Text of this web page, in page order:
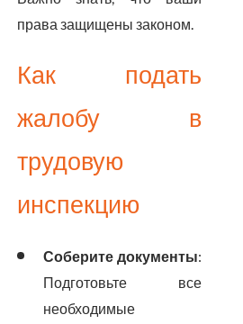
права защищены законом.
Как подать
жалобу в
трудовую
инспекцию
Соберите документы:
Подготовьте все
необходимые